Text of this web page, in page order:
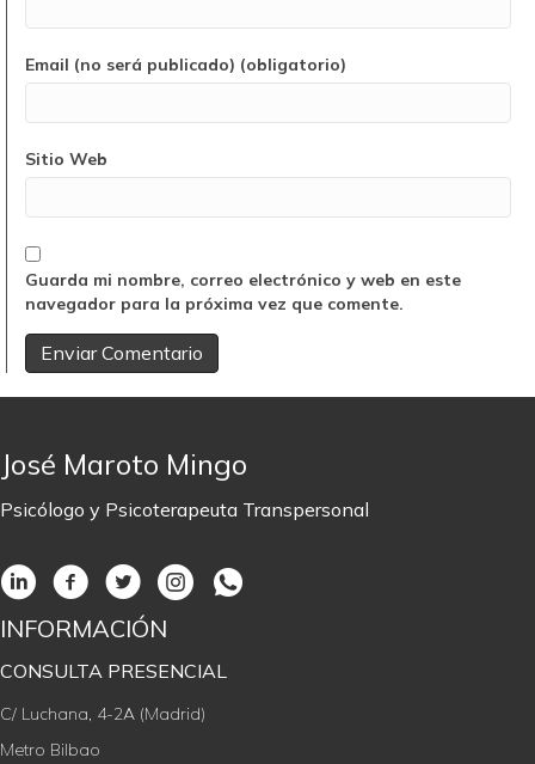
Email (no será publicado) (obligatorio)
Sitio Web
Guarda mi nombre, correo electrónico y web en este
navegador para la próxima vez que comente.
José Maroto Mingo
Psicólogo y Psicoterapeuta Transpersonal
INFORMACIÓN
CONSULTA PRESENCIAL
C/ Luchana, 4-2A (Madrid)
Metro Bilbao